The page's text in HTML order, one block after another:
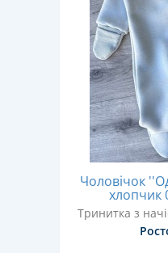
Чоловічок
хлопчик
Тринитка з